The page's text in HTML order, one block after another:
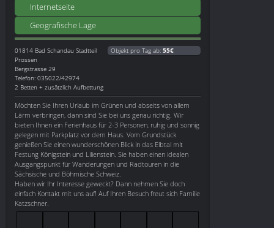
Internetseite
Geografische Lage
01814 Bad Schandau Stadtteil
Prossen
Bergstrasse 29
Telefon: 035022/42974
2 Betten + zusätzlich Aufbettung
Objekt pro Tag ab: 55€
Möchten Sie Ihren Urlaub im Grünen und abseits von allem
Lärm verbringen, dann sind Sie bei uns genau richtig. Wir
bieten Ihnen ein Ferienhaus für 2-3 Personen, ruhig und sonnig
gelegen mit Parkplatz vor dem Haus. Vom Grundstück
genießen Sie einen wunderschönen Blick in das Elbtal mit
Festung Königstein und Lilienstein. Sie haben einen idealen
Ausgangspunkt für Wanderungen und Radtouren in die
Sächsische und Böhmische Schweiz.
Haben wir Ihr Interesse geweckt? Dann nehmen Sie doch
einfach Kontakt mit uns auf! Auf Ihren Besuch freut sich Familie
Katzschner.